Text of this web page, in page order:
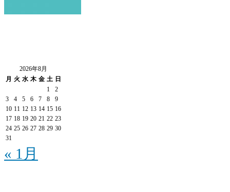
2026年8月
月 火 水 木 金 土 日
1
2
3
4 5 6 7 8
9
10 11 12 13 14 15 16
17 18 19 20 21 22 23
24 25 26 27 28 29 30
31
« 1月